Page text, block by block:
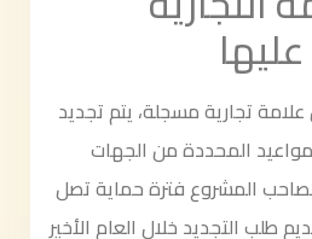
تجارية مسجلة، يتم تجديد
المحددة من الجهات
لصاحب المشروع فترة حماية تصل
تقديم طلب التجديد خلال العام الأخير